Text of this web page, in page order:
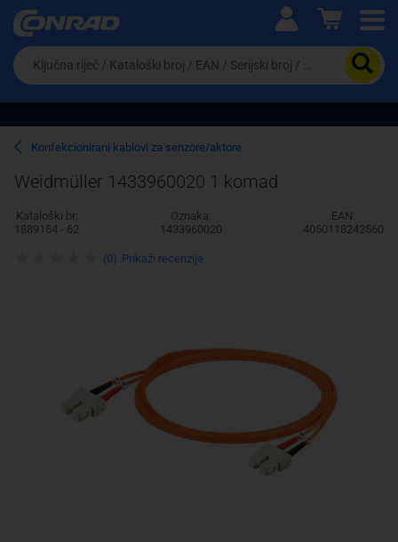
Ova postavka prilagođava asortiman proizvoda i
cijene vašim potrebama.
Pravno lice
Da
biste
potražili
proizvod,
unesite
ključnu
riječ,
kataloški
broj,
EAN
ili
Konfekcionirani kablovi za senzore/aktore
Weidmüller 1433960020 1 komad
Kataloški br:
1889154 - 62
Oznaka:
1433960020
EAN:
4050118242560
(0) Prikaži recenzije